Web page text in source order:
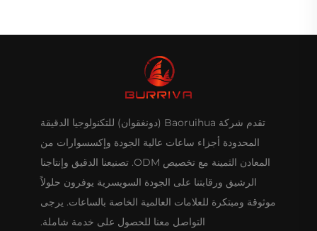
تقدم شركة Baoruihua (دونغقوان) للتكنولوجيا الدقيقة
المحدودة أجزاء ساعات عالية الجودة وإكسسوارات من
المعادن الثمينة مع تخصيص ODM. تصنيعنا الدقيق وإنتاجنا
الرشيق ورقابتنا على الجودة السويسرية يوفرون حلولاً
موثوقة ومبتكرة للعلامات العالمية الخاصة بالساعات. يرجى
التواصل معنا للحصول على خدمة شاملة.